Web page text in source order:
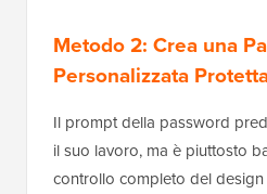
Metodo 2: Crea una
Personalizzata
Il prompt della password
il suo lavoro, ma è piuttosto
controllo completo del